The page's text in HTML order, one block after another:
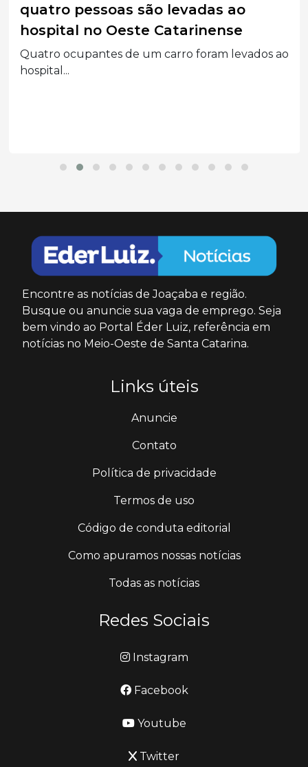
quatro pessoas são levadas ao
hospital no Oeste Catarinense
Quatro ocupantes de um carro foram levados ao
hospital...
Encontre as notícias de Joaçaba e região.
Busque ou anuncie sua vaga de emprego. Seja
bem vindo ao Portal Éder Luiz, referência em
notícias no Meio-Oeste de Santa Catarina.
Links úteis
Anuncie
Contato
Política de privacidade
Termos de uso
Código de conduta editorial
Como apuramos nossas notícias
Todas as notícias
Redes Sociais
Instagram
Facebook
Youtube
Twitter